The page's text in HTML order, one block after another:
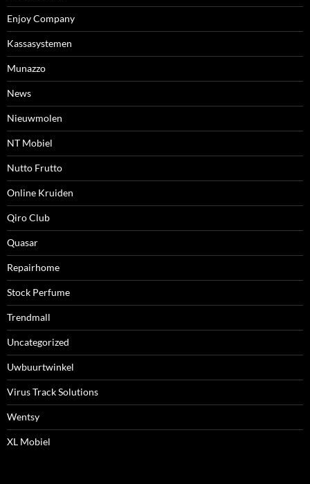
Enjoy Company
Kassasystemen
Munazzo
News
Nieuwmolen
NT Mobiel
Nutto Frutto
Online Kruiden
Qiro Club
Quasar
Repairhome
Stock Perfume
Trendmall
Uncategorized
Uwbuurtwinkel
Virus Track Solutions
Wentsy
XL Mobiel